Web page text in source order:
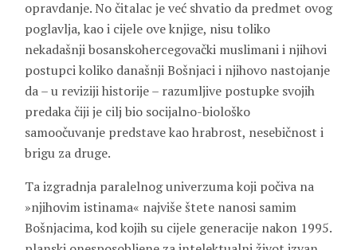
opravdanje. No čitalac je već shvatio da predmet ovog
poglavlja, kao i cijele ove knjige, nisu toliko
nekadašnji bosanskohercegovački muslimani i njihovi
postupci koliko današnji Bošnjaci i njihovo nastojanje
da – u reviziji historije – razumljive postupke svojih
predaka čiji je cilj bio socijalno-biološko
samoočuvanje predstave kao hrabrost, nesebičnost i
brigu za druge.
Ta izgradnja paralelnog univerzuma koji počiva na
»njihovim istinama« najviše štete nanosi samim
Bošnjacima, kod kojih su cijele generacije nakon 1995.